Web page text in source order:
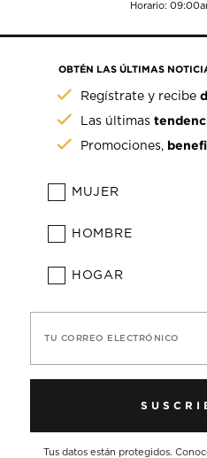
Horario:
OBTÉN LAS ÚLTIMAS
Regístrate y recibe
Las últimas
Promociones,
MUJER
HOMBRE
HOGAR
TU CORREO ELECTRÓNICO
Tus datos están protegidos.